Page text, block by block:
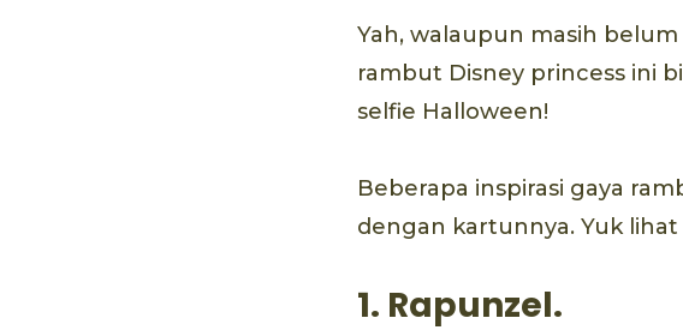
Yah, walaupun masih
rambut Disney princess ini
selfie Halloween!
Beberapa inspirasi gaya
dengan kartunnya. Yuk
1. Rapunzel.